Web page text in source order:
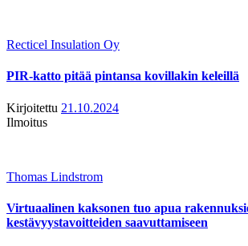
Recticel Insulation Oy
PIR-katto pitää pintansa kovillakin keleillä
Kirjoitettu 21.10.2024
Ilmoitus
Thomas Lindstrom
Virtuaalinen kaksonen tuo apua
kestävyystavoitteiden saavuttamiseen